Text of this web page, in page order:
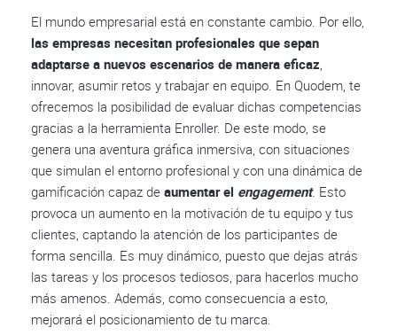
El mundo empresarial está en constante cambio. Por ello,
las empresas necesitan profesionales que sepan
adaptarse a nuevos escenarios de manera eficaz
innovar, asumir retos y trabajar en equipo. En Quodem, te
ofrecemos la posibilidad de evaluar dichas competencias
gracias a la herramienta Enroller. De este modo, se
genera una aventura gráfica inmersiva, con situaciones
que simulan el entorno profesional y con una dinámica de
gamificación capaz de aumentar el engagement. Esto
provoca un aumento en la motivación de tu equipo y tus
clientes, captando la atención de los participantes de
forma sencilla. Es muy dinámico, puesto que dejas atrás
las tareas y los procesos tediosos, para hacerlos mucho
más amenos. Además, como consecuencia a esto,
mejorará el posicionamiento de tu marca.